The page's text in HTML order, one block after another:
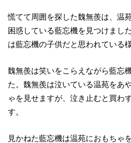
慌てて周囲を探した魏無羨は、温
困惑している藍忘機を見つけまし
は藍忘機の子供だと思われている様
魏無羨は笑いをこらえながら藍忘
た。魏無羨は泣いている温苑をあ
ゃを見せますが、泣き止むと買わ
す。
見かねた藍忘機は温苑におもちゃ